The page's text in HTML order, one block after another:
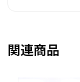
関連商品